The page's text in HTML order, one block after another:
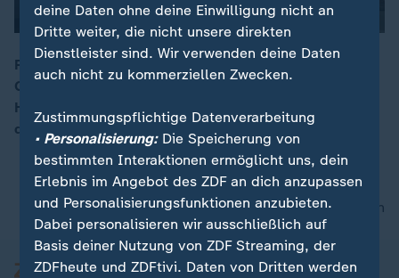
00:04
Für Ryanair-Passagiere ändern sich ab Montag die
Gepäckregeln. Von zwei erlaubten
Handgepäckstücken darf nur noch das kleinere mit in
die Kabine genommen werden.
nach oben
deine Daten ohne deine Einwilligung nicht an
Dritte weiter, die nicht unsere direkten
Dienstleister sind. Wir verwenden deine Daten
auch nicht zu kommerziellen Zwecken.
Zustimmungspflichtige Datenverarbeitung
• Personalisierung:Die Speicherung von
bestimmten Interaktionen ermöglicht uns, dein
Erlebnis im Angebot des ZDF an dich anzupassen
und Personalisierungsfunktionen anzubieten.
Dabei personalisieren wir ausschließlich auf
Basis deiner Nutzung von ZDF Streaming, der
ZDFheute und ZDFtivi. Daten von Dritten werden